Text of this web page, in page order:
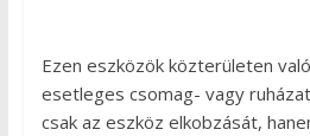
Ezen eszközök közterületen
esetleges csomag- vagy
csak az eszköz elkobzását,